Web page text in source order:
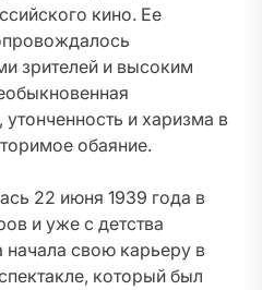
кино. Ее
зрителей и высоким
утонченность и харизма в
обаяние.
22 июня 1939 года в
и уже с детства
начала свою карьеру в
который был